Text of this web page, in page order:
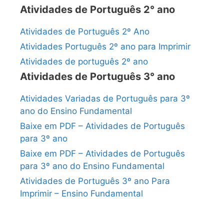
Atividades de Português 2° ano
Atividades de Português 2º Ano
Atividades Português 2º ano para Imprimir
Atividades de português 2º ano
Atividades de Português 3° ano
Atividades Variadas de Português para 3º
ano do Ensino Fundamental
Baixe em PDF – Atividades de Português
para 3º ano
Baixe em PDF – Atividades de Português
para 3º ano do Ensino Fundamental
Atividades de Português 3º ano Para
Imprimir – Ensino Fundamental